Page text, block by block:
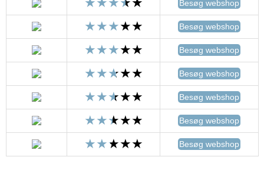
Besøg webshop
Besøg webshop
Besøg webshop
Besøg webshop
Besøg webshop
Besøg webshop
Besøg webshop